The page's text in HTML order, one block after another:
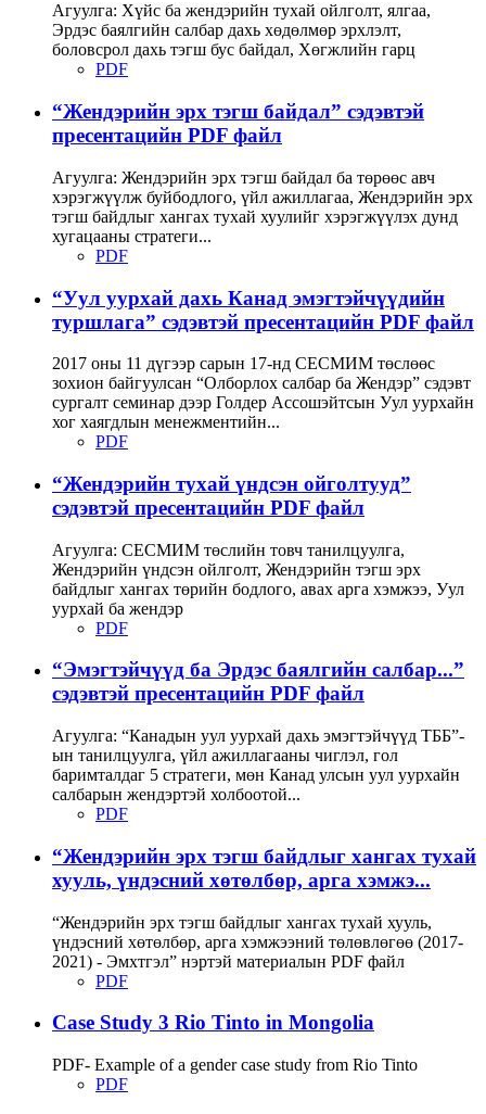
Агуулга: Хүйс ба жендэрийн тухай ойлголт, ялгаа,
Эрдэс баялгийн салбар дахь хөдөлмөр эрхлэлт,
боловсрол дахь тэгш бус байдал, Хөгжлийн гарц
PDF
“Жендэрийн эрх тэгш байдал” сэдэвтэй
пресентацийн PDF файл
Агуулга: Жендэрийн эрх тэгш байдал ба төрөөс авч
хэрэгжүүлж буйбодлого, үйл ажиллагаа, Жендэрийн эрх
тэгш байдлыг хангах тухай хуулийг хэрэгжүүлэх дунд
хугацааны стратеги...
PDF
“Уул уурхай дахь Канад эмэгтэйчүүдийн
туршлага” сэдэвтэй пресентацийн PDF файл
2017 оны 11 дүгээр сарын 17-нд СЕСМИМ төслөөс
зохион байгуулсан “Олборлох салбар ба Жендэр” сэдэвт
сургалт семинар дээр Голдер Ассошэйтсын Уул уурхайн
хог хаягдлын менежментийн...
PDF
“Жендэрийн тухай үндсэн ойголтууд”
сэдэвтэй пресентацийн PDF файл
Агуулга: СЕСМИМ төслийн товч танилцуулга,
Жендэрийн үндсэн ойлголт, Жендэрийн тэгш эрх
байдлыг хангах төрийн бодлого, авах арга хэмжээ, Уул
уурхай ба жендэр
PDF
“Эмэгтэйчүүд ба Эрдэс баялгийн салбар...”
сэдэвтэй пресентацийн PDF файл
Агуулга: “Канадын уул уурхай дахь эмэгтэйчүүд ТББ”-
ын танилцуулга, үйл ажиллагааны чиглэл, гол
баримталдаг 5 стратеги, мөн Канад улсын уул уурхайн
салбарын жендэртэй холбоотой...
PDF
“Жендэрийн эрх тэгш байдлыг хангах тухай
хууль, үндэсний хөтөлбөр, арга хэмжэ...
“Жендэрийн эрх тэгш байдлыг хангах тухай хууль,
үндэсний хөтөлбөр, арга хэмжээний төлөвлөгөө (2017-
2021) - Эмхтгэл” нэртэй материалын PDF файл
PDF
Case Study 3 Rio Tinto in Mongolia
PDF- Example of a gender case study from Rio Tinto
PDF